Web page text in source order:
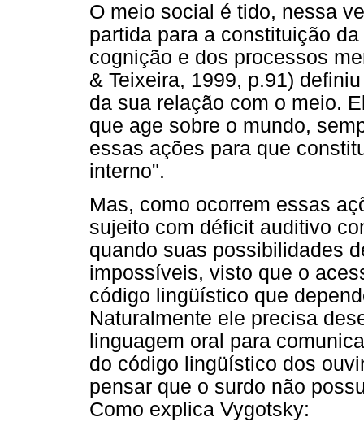
O meio social é tido, nessa
partida para a constituição
cognição e dos processos
& Teixeira, 1999, p.91)
da sua relação com o meio.
que age sobre o mundo,
essas ações para que
interno".
Mas, como ocorrem essas
sujeito com déficit auditivo
quando suas possibilidades
impossíveis, visto que o
código lingüístico que
Naturalmente ele precisa
linguagem oral para
do código lingüístico dos
pensar que o surdo não
Como explica Vygotsky: